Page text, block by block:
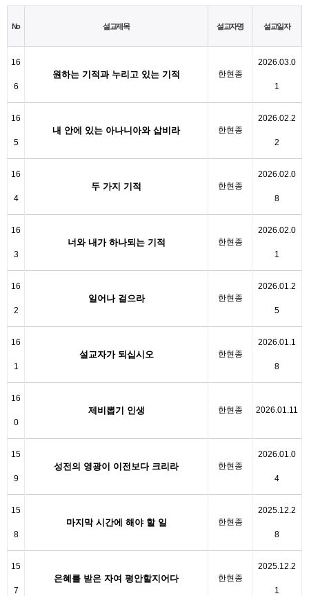
No 설교제목 설교자명 설교일자
16
6
원하는 기적과 누리고 있는 기적 한현종
2026.03.0
1
16
5
내 안에 있는 아나니아와 삽비라 한현종
2026.02.2
2
16
4
두 가지 기적 한현종
2026.02.0
8
16
3
너와 내가 하나되는 기적 한현종
2026.02.0
1
16
2
일어나 걸으라 한현종
2026.01.2
5
16
1
설교자가 되십시오 한현종
2026.01.1
8
16
0
제비뽑기 인생 한현종 2026.01.11
15
9
성전의 영광이 이전보다 크리라 한현종
2026.01.0
4
15
8
마지막 시간에 해야 할 일 한현종
2025.12.2
8
15
7
은혜를 받은 자여 평안할지어다 한현종
2025.12.2
1